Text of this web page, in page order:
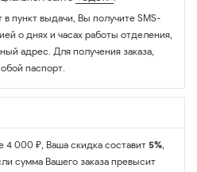
в пункт выдачи, Вы получите SMS-
о днях и часах работы отделения,
адрес. Для получения заказа,
паспорт.
4 000 ₽, Ваша скидка составит 5%,
сумма Вашего заказа превысит